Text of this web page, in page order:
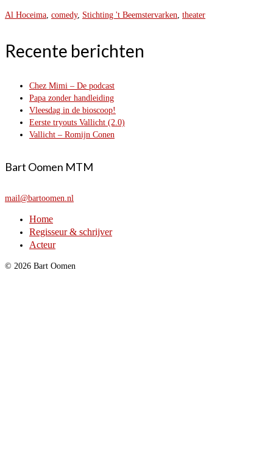
Al Hoceima, comedy, Stichting 't Beemstervarken, theater
Recente berichten
Chez Mimi – De podcast
Papa zonder handleiding
Vleesdag in de bioscoop!
Eerste tryouts Vallicht (2.0)
Vallicht – Romijn Conen
Bart Oomen MTM
mail@bartoomen.nl
Home
Regisseur & schrijver
Acteur
© 2026 Bart Oomen